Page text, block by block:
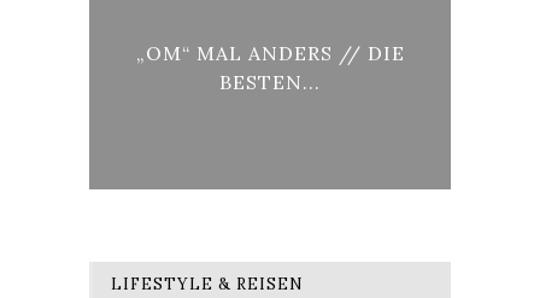
„OM“ MAL ANDERS // DIE
BESTEN...
LIFESTYLE & REISEN